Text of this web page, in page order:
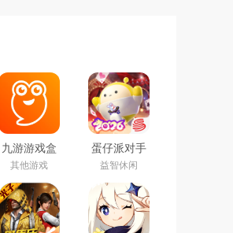
九游游戏盒
子app2026
最新版
其他游戏
蛋仔派对手
游(元气零食
季)下载官方
正版
益智休闲